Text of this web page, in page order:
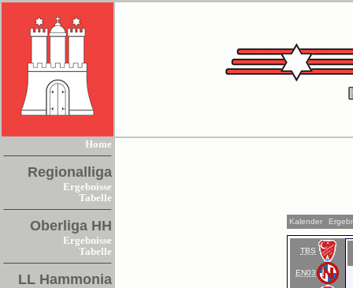
Home
Regionalliga
Ergebnisse
Tabelle
Oberliga HH
Ergebnisse
Tabelle
LL Hammonia
Kalender
TBS
EN03